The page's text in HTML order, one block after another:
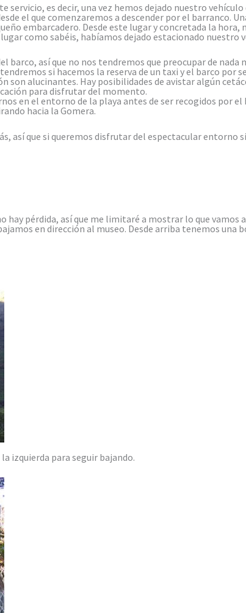
servicio, es decir, una vez hemos dejado nuestro
el que comenzaremos a descender por el barranco.
embarcadero. Desde este lugar y concretada la hora,
como sabéis, habíamos dejado estacionado nuestro
así que no nos tendremos que preocupar de nada
si hacemos la reserva de un taxi y el barco por
son alucinantes. Hay posibilidades de avistar algún
para disfrutar del momento.
en el entorno de la playa antes de ser recogidos por el
hacia la Gomera.
así que si queremos disfrutar del espectacular entorno
hay pérdida, así que me limitaré a mostrar lo que vamos
en dirección al museo. Desde arriba tenemos una
izquierda para seguir bajando.